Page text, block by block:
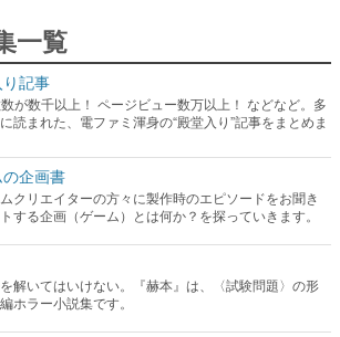
一覧
記事
が数千以上！ ページビュー数万以上！ などなど。多
読まれた、電ファミ渾身の“殿堂入り”記事をまとめま
企画書
クリエイターの方々に製作時のエピソードをお聞き
する企画（ゲーム）とは何か？を探っていきます。
解いてはいけない。『赫本』は、〈試験問題〉の形
ホラー小説集です。